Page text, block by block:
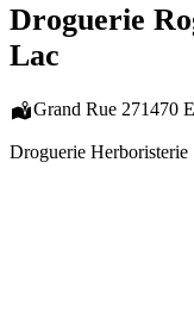
Droguerie
Lac
Grand Rue 271470
Droguerie Herboristerie